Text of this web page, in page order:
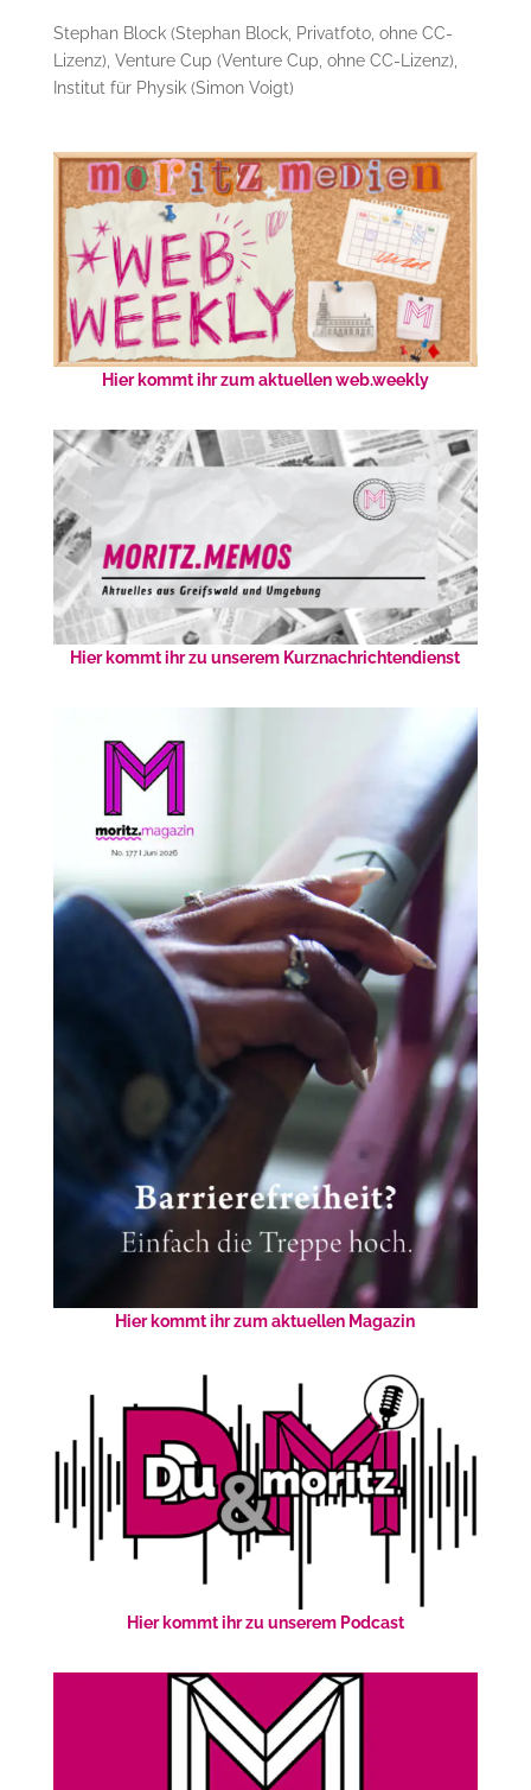
Stephan Block (Stephan Block, Privatfoto, ohne CC-
Lizenz), Venture Cup (Venture Cup, ohne CC-Lizenz),
Institut für Physik (Simon Voigt)
Hier kommt ihr zum aktuellen web.weekly
Hier kommt ihr zu unserem Kurznachrichtendienst
Hier kommt ihr zum aktuellen Magazin
Hier kommt ihr zu unserem Podcast